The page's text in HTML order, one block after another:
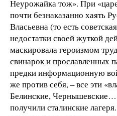
Неурожайка тож». При
почти безнаказанно хаять
Власьевна (то есть
недостатки своей жуткой
маскировала героизмом
свинарок и прославленных
предки информационную
же против себя, – все эти
Белинские,
получили сталинские